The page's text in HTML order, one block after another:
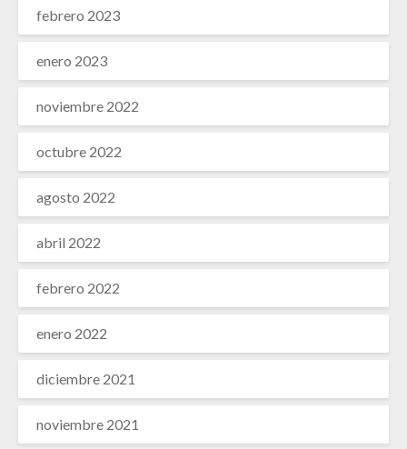
febrero 2023
enero 2023
noviembre 2022
octubre 2022
agosto 2022
abril 2022
febrero 2022
enero 2022
diciembre 2021
noviembre 2021